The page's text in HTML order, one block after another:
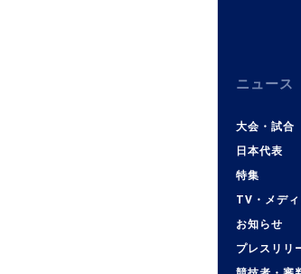
ニュース
大会・試合
日本代表
特集
TV・メディ
お知らせ
プレスリリ